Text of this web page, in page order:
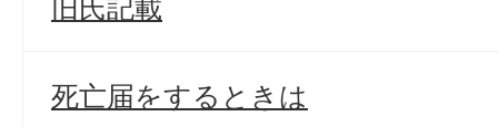
旧氏記載
死亡届をするときは